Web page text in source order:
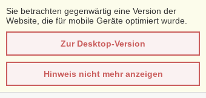
Sie betrachten gegenwärtig eine Version der
Website, die für mobile Geräte optimiert wurde.
Zur Desktop-Version
Hinweis nicht mehr anzeigen